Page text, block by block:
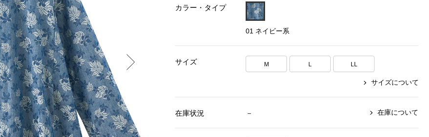
グ
ウオッチ
ネックレス
ブレスレット
その他
ファッション雑貨
帽子
ネクタイ
マフラー／スヌード
スカーフ／ストール
手袋
BOGARD 最新号はこちら
おすすめブランド
カンタベリー
財布／小物
財布／コインケース
革小物
ポーチ
その他
ウオッチ／アクセサリー
ウオッチ
ネックレス
その他
着物／浴衣
その他
リネアフレスコ
ヤッコマリカルド
ミスキョウコ
おすすめブランド
ソニー
ベキュア グラン／プレミアム
メイクプロポーション
ネイチャーマジック
かづきれいこ
食彩倶楽部
【特集】〈銀座 梅林〉国産ヒレ肉
カラー・タイプ
01 ネイビー系
サイズ M L LL
サイズについて
在庫状況 － 在庫について